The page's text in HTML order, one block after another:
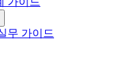
무 가이드